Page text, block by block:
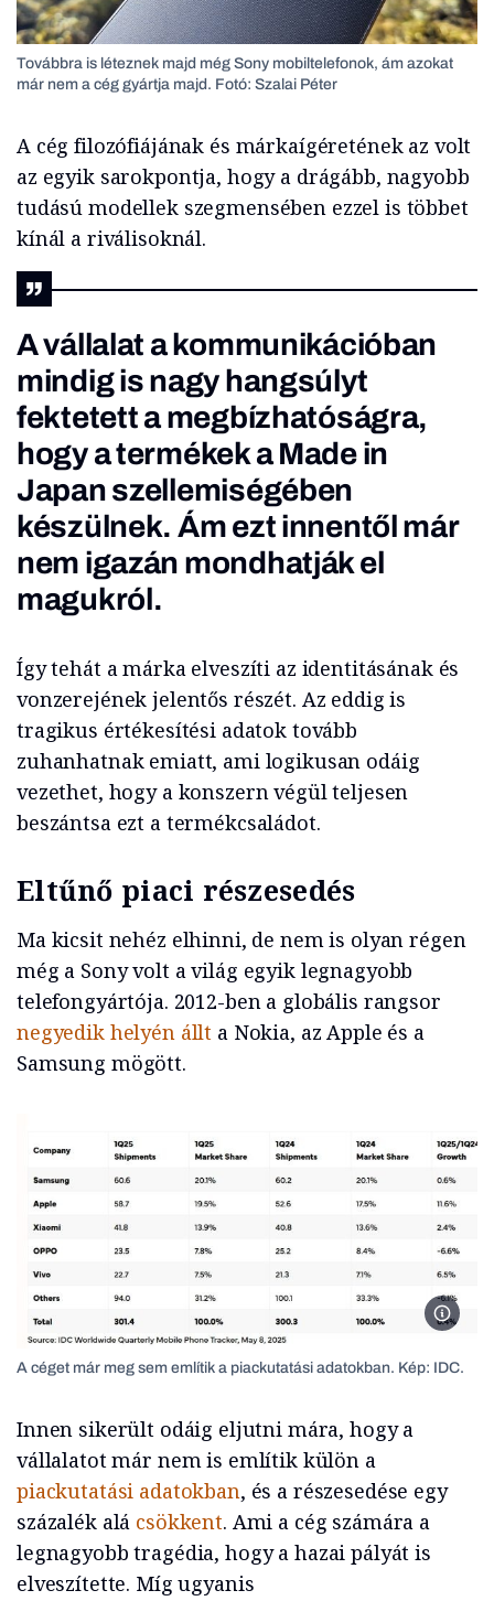
Továbbra is léteznek majd még Sony mobiltelefonok, ám azokat
már nem a cég gyártja majd. Fotó: Szalai Péter
A cég filozófiájának és márkaígéretének az volt
az egyik sarokpontja, hogy a drágább, nagyobb
tudású modellek szegmensében ezzel is többet
kínál a riválisoknál.
A vállalat a kommunikációban
mindig is nagy hangsúlyt
fektetett a megbízhatóságra,
hogy a termékek a Made in
Japan szellemiségében
készülnek. Ám ezt innentől már
nem igazán mondhatják el
magukról.
Így tehát a márka elveszíti az identitásának és
vonzerejének jelentős részét. Az eddig is
tragikus értékesítési adatok tovább
zuhanhatnak emiatt, ami logikusan odáig
vezethet, hogy a konszern végül teljesen
beszántsa ezt a termékcsaládot.
Eltűnő piaci részesedés
Ma kicsit nehéz elhinni, de nem is olyan régen
még a Sony volt a világ egyik legnagyobb
telefongyártója. 2012-ben a globális rangsor
negyedik helyén állt a Nokia, az Apple és a
Samsung mögött.
A
A céget már meg sem említik a piackutatási adatokban. Kép: IDC.
Innen sikerült odáig eljutni mára, hogy a
vállalatot már nem is említik külön a
piackutatási adatokban, és a részesedése egy
százalék alá csökkent. Ami a cég számára a
legnagyobb tragédia, hogy a hazai pályát is
elveszítette. Míg ugyanis